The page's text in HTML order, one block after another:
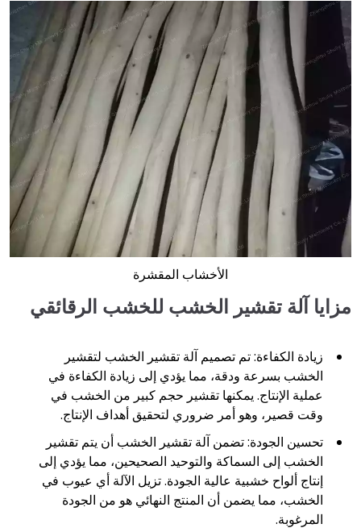
الأخشاب المقشرة
مزايا آلة تقشير الخشب للخشب الرقائقي
زيادة الكفاءة: تم تصميم آلة تقشير الخشب لتقشير
الخشب بسرعة ودقة، مما يؤدي إلى زيادة الكفاءة في
عملية الإنتاج. يمكنها تقشير حجم كبير من الخشب في
وقت قصير، وهو أمر ضروري لتحقيق أهداف الإنتاج.
تحسين الجودة: تضمن آلة تقشير الخشب أن يتم تقشير
الخشب إلى السماكة والتوحيد الصحيحين، مما يؤدي إلى
إنتاج ألواح خشبية عالية الجودة. تزيل الآلة أي عيوب في
الخشب، مما يضمن أن المنتج النهائي هو من الجودة
المرغوبة.